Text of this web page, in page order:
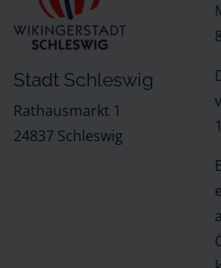
Stadt Schleswig
Rathausmarkt 1
24837 Schleswig